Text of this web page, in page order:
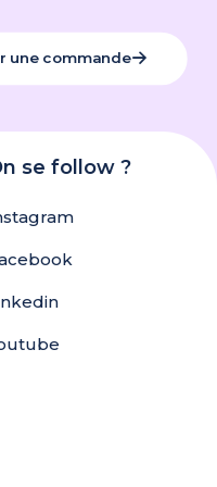
une commande
se follow ?